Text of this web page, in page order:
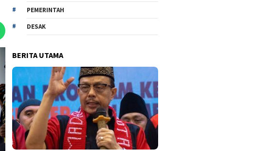
PEMERINTAH
DESAK
BERITA UTAMA